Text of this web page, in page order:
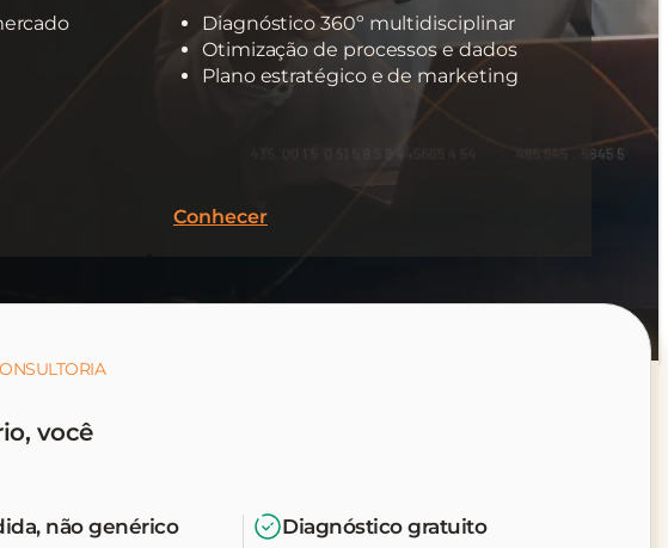
Diagnóstico 360º multidisciplinar
Otimização de processos e dados
Plano estratégico e de marketing
Conhecer
você
não genérico Diagnóstico gratuito